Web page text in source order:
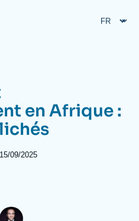
Proche-Orient
en Afrique :
15/09/2025